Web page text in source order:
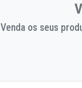
Venda os seus